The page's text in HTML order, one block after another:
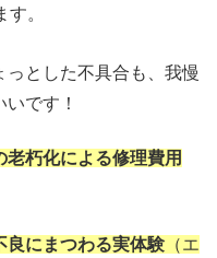
。
とした不具合も、我慢
です！
老朽化による修理費用
良にまつわる実体験 （エ